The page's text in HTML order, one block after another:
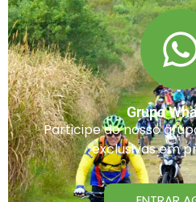
Grupo
Participe do nosso
exclusivas em